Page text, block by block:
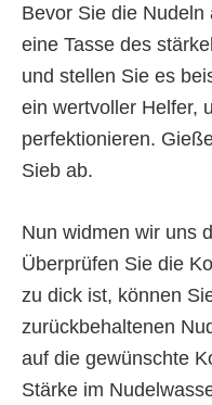
Bevor Sie die
eine Tasse des
und stellen Sie es
ein wertvoller Helfer,
perfektionieren.
Sieb ab.
Nun widmen wir uns
Überprüfen Sie die
zu dick ist, können
zurückbehaltenen
auf die gewünschte
Stärke im